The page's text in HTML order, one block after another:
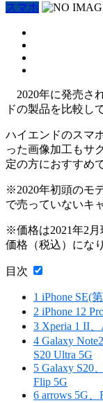
スマホ
2020年に発売さ
ドの製品を比較し
ハイエンドのスマ
った画像加工もサ
定の方におすすめ
※2020年初頭のモ
で売っていないキ
※価格は2021年2
価格（税込）にな
目次
1 iPhone SE(
2 iPhone 12
3 Xperia 1 II
4 Galaxy
S20 Ultra 5G
5 Galaxy S20
Flip 5G
6 arrows 5G、